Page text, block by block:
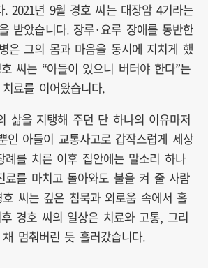
. 2021년 9월 경호 씨는 대장암 4기라는
받았습니다. 장루·요루 장애를 동반한
은 그의 몸과 마음을 동시에 지치게 했
씨는 “아들이 있으니 버터야 한다”는
료를 이어왔습니다.
삶을 지탱해 주던 단 하나의 이유마저
인 아들이 교통사고로 갑작스럽게 세상
례를 치른 이후 집안에는 말소리 하나
료를 마치고 돌아와도 불을 켜 줄 사람
씨는 깊은 침묵과 외로움 속에서 홀
경호 씨의 일상은 치료와 고통, 그리
멈춰버린 듯 흘러갔습니다.